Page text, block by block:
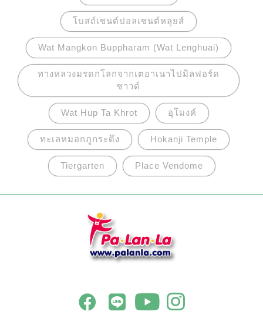
โบสถ์เซนต์ปอลเซนต์หลุยส์
Wat Mangkon Buppharam (Wat Lenghuai)
ทางหลวงมรดกโลกจากเตอาเนาไปมิลฟอร์ด
ซาวด์
Wat Hup Ta Khrot อุโมงค์
ทะเลหมอกภูกระดึง Hokanji Temple
Tiergarten Place Vendome